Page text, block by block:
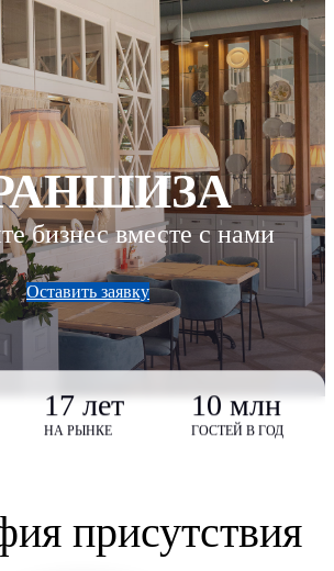
бизнес вместе с нами
Оставить заявку
17 лет
НА РЫНКЕ
10 млн
ГОСТЕЙ В ГОД
присутствия